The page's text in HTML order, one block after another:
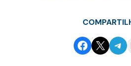
Share on Facebook
Email this PageShare